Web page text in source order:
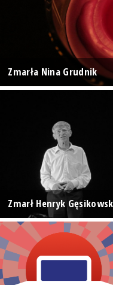
Zmarła Nina Grudnik
Zmarł Henryk